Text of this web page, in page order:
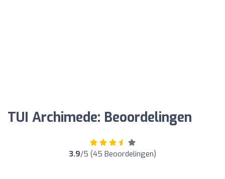
TUI Archimede: Beoordelingen
3.9/5 (45 Beoordelingen)